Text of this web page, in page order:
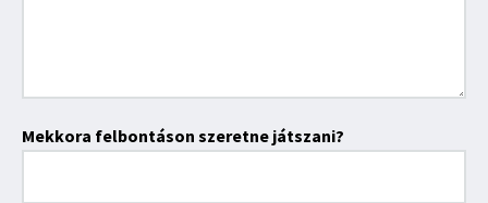
Mekkora felbontáson szeretne játszani?